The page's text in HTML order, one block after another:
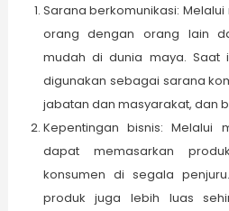
Sarana berkomunikasi:
orang dengan orang lain
mudah di dunia maya. Saat
digunakan sebagai sarana
jabatan dan masyarakat, dan
Kepentingan bisnis: Melalui
dapat memasarkan
konsumen di segala
produk juga lebih luas